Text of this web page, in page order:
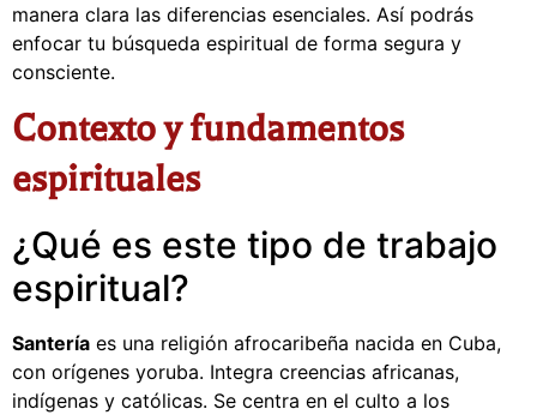
manera clara las diferencias esenciales. Así podrás
enfocar tu búsqueda espiritual de forma segura y
consciente.
Contexto y fundamentos
espirituales
¿Qué es este tipo de trabajo
espiritual?
Santería es una religión afrocaribeña nacida en Cuba,
con orígenes yoruba. Integra creencias africanas,
indígenas y católicas. Se centra en el culto a los